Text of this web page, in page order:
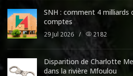
SNH : comment 4 milliards
comptes
29 Jul 2026 / 2182
Disparition de Charlotte
dans la rivière Mfoulou